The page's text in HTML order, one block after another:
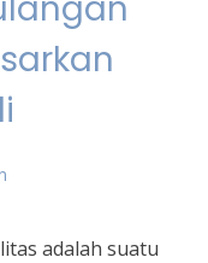
adalah suatu